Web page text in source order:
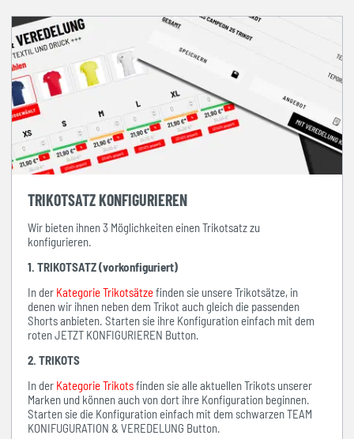
TRIKOTSATZ KONFIGURIEREN
Wir bieten ihnen 3 Möglichkeiten einen Trikotsatz zu
konfigurieren.
1. TRIKOTSATZ (vorkonfiguriert)
In der Kategorie Trikotsätzefinden sie unsere Trikotsätze, in
denen wir ihnen neben dem Trikot auch gleich die passenden
Shorts anbieten. Starten sie ihre Konfiguration einfach mit dem
roten JETZT KONFIGURIEREN Button.
2. TRIKOTS
In der Kategorie Trikotsfinden sie alle aktuellen Trikots unserer
Marken und können auch von dort ihre Konfiguration beginnen.
Starten sie die Konfiguration einfach mit dem schwarzen TEAM
KONIFUGURATION & VEREDELUNG Button.